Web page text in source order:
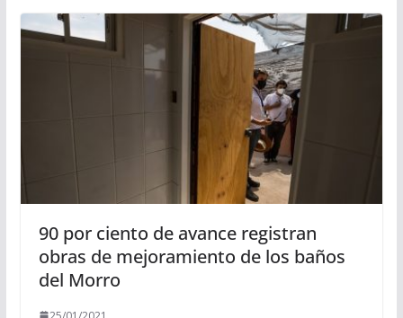
90 por ciento de avance registran
obras de mejoramiento de los baños
del Morro